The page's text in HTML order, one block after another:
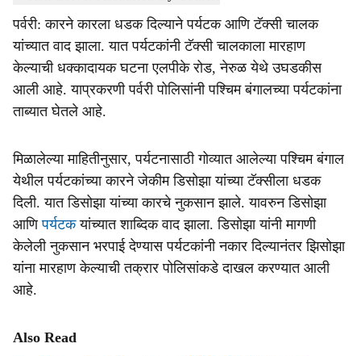
a
r
e
पर्वरी: कारने कारला धडक दिल्याने पर्यटक आणि टॅक्सी चालक
यांच्यात वाद झाला. यात पर्यटकांनी टॅक्सी चालकाला मारहाण
केल्याची धक्कादायक घटना एलपीके रोड, नेरुळ येथे उघडकीस
आली आहे. याप्रकरणी पर्वरी पोलिसांनी पश्चिम बंगालच्या पर्यटकांना
ताब्यात घेतले आहे.
मिळालेल्या माहितीनुसार, पर्यटनासाठी गोव्यात आलेल्या पश्चिम बंगाल
येथील पर्यटकांच्या कारने जेकीम डिसोझा यांच्या टॅक्सीला धडक
दिली. यात डिसोझा यांच्या कारचे नुकसान झाले. यावरुन डिसोझा
आणिपर्यटकयांच्यात शाब्दिक वाद झाला. डिसोझा यांनी मागणी
केलेली नुकसान भरपाई देण्यास पर्यटकांनी नकार दिल्यानंतर झिसोझा
यांना मारहाण केल्याची तक्रार पोलिसांकडे दाखल करण्यात आली
आहे.
Also Read